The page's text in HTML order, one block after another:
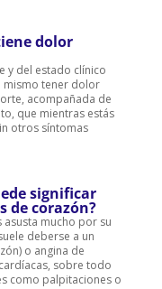
dolor
y del estado clínico
mismo tener dolor
acompañada de
que mientras estás
otros síntomas
significar
de corazón?
mucho por su
deberse a un
o angina de
sobre todo
como palpitaciones o